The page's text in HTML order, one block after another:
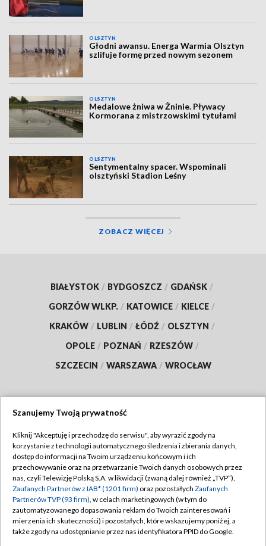
OLSZTYN
Głodni awansu. Energa Warmia Olsztyn
szlifuje formę przed nowym sezonem
OLSZTYN
Medalowe żniwa w Żninie. Pływacy
Kormorana z mistrzowskimi tytułami
OLSZTYN
Sentymentalny spacer. Wspominali
olsztyński Stadion Leśny
ZOBACZ WIĘCEJ
BIAŁYSTOK / BYDGOSZCZ / GDAŃSK /
GORZÓW WLKP. / KATOWICE / KIELCE /
KRAKÓW / LUBLIN / ŁÓDŹ / OLSZTYN /
OPOLE / POZNAŃ / RZESZÓW /
SZCZECIN / WARSZAWA / WROCŁAW
TVP
Abonament TVP
Emisja w TVP
Centrum informacji TVP
Naziemna Telewizja Cyfrowa
Regulamin TVP
Polityka prywatności
Moje zgody
Pomoc
Szanujemy Twoją prywatność
Kliknij "Akceptuję i przechodzę do serwisu", aby wyrazić zgody na
korzystanie z technologii automatycznego śledzenia i zbierania danych,
dostęp do informacji na Twoim urządzeniu końcowym i ich
przechowywanie oraz na przetwarzanie Twoich danych osobowych przez
nas, czyli Telewizję Polską S.A. w likwidacji (zwaną dalej również „TVP”),
Zaufanych Partnerów z IAB* (1201 firm) oraz pozostałych Zaufanych
Partnerów TVP (93 firm), w celach marketingowych (w tym do
zautomatyzowanego dopasowania reklam do Twoich zainteresowań i
mierzenia ich skuteczności) i pozostałych, które wskazujemy poniżej, a
także zgody na udostępnianie przez nas identyfikatora PPID do Google.